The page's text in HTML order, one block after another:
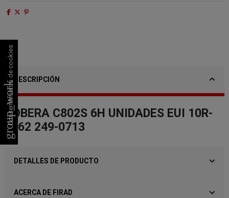
DESCRIPCIÓN
TOBERA C802S 6H UNIDADES EUI 10R-
3262 249-0713
DETALLES DE PRODUCTO
ACERCA DE FIRAD
group_work
Consentimiento de cookies